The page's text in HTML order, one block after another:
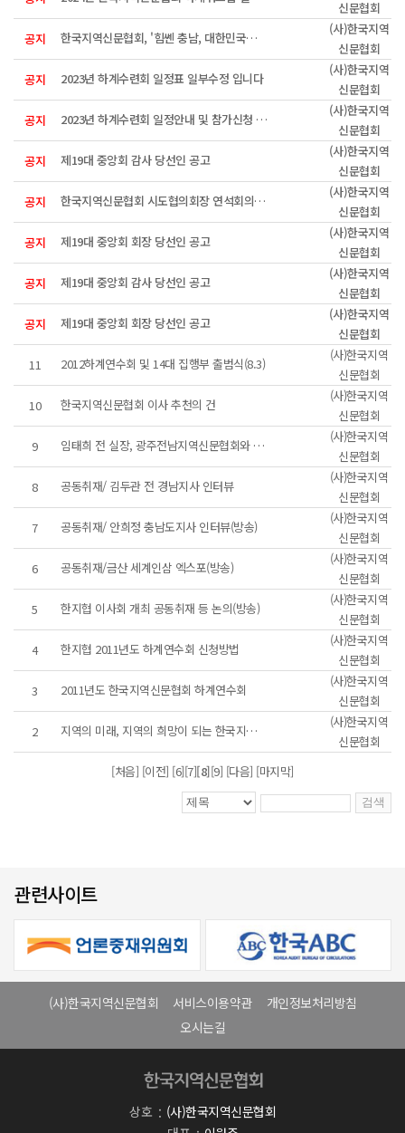
신문협회
공지
한국지역신문협회, '힘쎈 충남, 대한민국의 힘' 공유
(사)한국지역
신문협회
공지
2023년 하계수련회 일정표 일부수정 입니다
(사)한국지역
신문협회
공지
2023년 하계수련회 일정안내 및 참가신청 접수
(사)한국지역
신문협회
공지
제19대 중앙회 감사 당선인 공고
(사)한국지역
신문협회
공지
한국지역신문협회 시도협의회장 연석회의 개최
(사)한국지역
신문협회
공지
제19대 중앙회 회장 당선인 공고
(사)한국지역
신문협회
공지
제19대 중앙회 감사 당선인 공고
(사)한국지역
신문협회
공지
제19대 중앙회 회장 당선인 공고
(사)한국지역
신문협회
11
2012하계연수회 및 14대 집행부 출범식(8.3)
(사)한국지역
신문협회
10
한국지역신문협회 이사 추천의 건
(사)한국지역
신문협회
9
임태희 전 실장, 광주전남지역신문협회와 기자회견
(사)한국지역
신문협회
8
공동취재/ 김두관 전 경남지사 인터뷰
(사)한국지역
신문협회
7
공동취재/ 안희정 충남도지사 인터뷰(방송)
(사)한국지역
신문협회
6
공동취재/금산 세계인삼 엑스포(방송)
(사)한국지역
신문협회
5
한지협 이사회 개최 공동취재 등 논의(방송)
(사)한국지역
신문협회
4
한지협 2011년도 하계연수회 신청방법
(사)한국지역
신문협회
3
2011년도 한국지역신문협회 하계연수회
(사)한국지역
신문협회
2
지역의 미래, 지역의 희망이 되는 한국지역신문협회가 되겠습니다.
(사)한국지역
신문협회
[처음] [이전] [6][7][8][9] [다음] [마지막]
관련사이트
(사)한국지역신문협회 서비스이용약관
개인정보처리방침
오시는길
상호
(사)한국지역신문협회